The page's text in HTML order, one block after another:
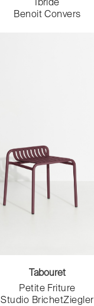
Ibride
Benoit Convers
Tabouret
Petite Friture
Studio BrichetZiegler